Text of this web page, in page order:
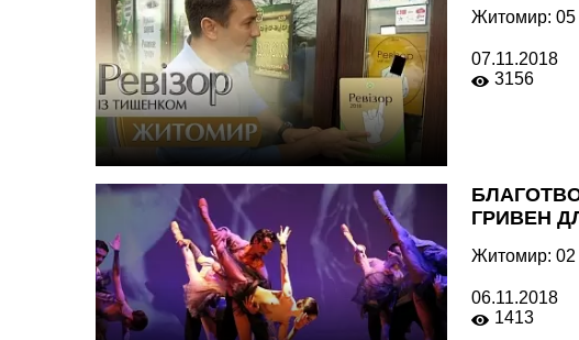
Житомир: 05
07.11.2018
3156
ГРИВЕН
Житомир: 02
06.11.2018
1413